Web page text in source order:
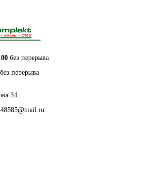
без перерыва
без перерыва
34